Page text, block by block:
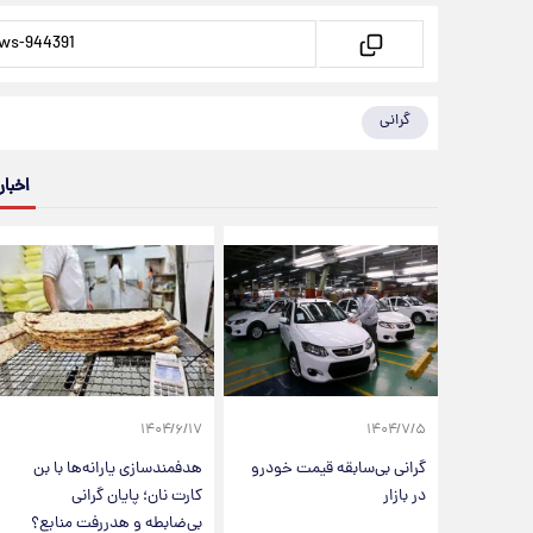
گرانی
۱۴۰۴/۷/۵
گرانی بی‌سابقه قیمت خودرو
در بازار
۱۴۰۴/۶/۱۷
هدفمندسازی یارانه‌ها با بن
کارت نان؛ پایان گرانی
بی‌ضابطه و هدررفت منابع؟